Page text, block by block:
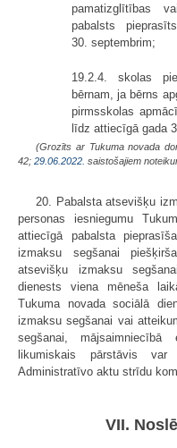
pamatizglītības
pabalsts
30. septembrim;
19.2.4. skolas
bērnam, ja bērns
pirmsskolas
līdz attiecīgā gada
(Grozīts ar Tukuma novada
42; 29.06.2022. saistošajiem
20. Pabalsta atsevišķu
personas iesniegumu
attiecīgā pabalsta
izmaksu segšanai
atsevišķu izmaksu
dienests viena mēneša
Tukuma novada sociālā
izmaksu segšanai vai
segšanai,
likumiskais pārstāvis var
Administratīvo aktu strīdu
VII.